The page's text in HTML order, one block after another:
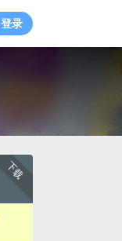
登录
下载